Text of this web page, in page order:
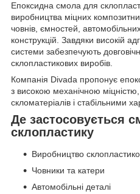
Епоксидна смола для
виробництва міцних
човнів, ємностей,
конструкцій. Завдяки високій
системи забезпечують
склопластикових виробів.
Компанія Divada пропонує
з високою механічною
скломатеріалів і стабільними
Де застосовується
склопластику
Виробництво
Човники та катери
Автомобільні деталі